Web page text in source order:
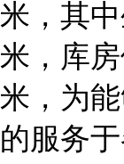
米，其
米，库
米，为
的服务